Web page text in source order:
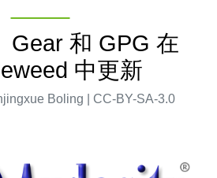
Gear 和 GPG 在
中更新
Boling | CC-BY-SA-3.0